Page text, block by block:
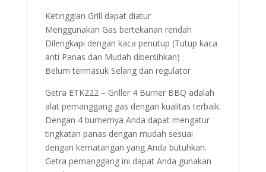
Ketinggian Grill dapat diatur
Menggunakan Gas bertekanan rendah
Dilengkapi dengan kaca penutup (Tutup kaca
anti Panas dan Mudah dibersihkan)
Belum termasuk Selang dan regulator
Getra ETK222 – Griller 4 Burner BBQ adalah
alat pemanggang gas dengan kualitas terbaik.
Dengan 4 burnernya Anda dapat mengatur
tingkatan panas dengan mudah sesuai
dengan kematangan yang Anda butuhkan.
Getra pemanggang ini dapat Anda gunakan